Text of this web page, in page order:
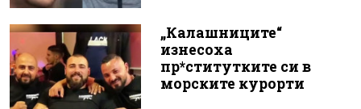
„Калашниците“
изнесоха
пр*ститутките си в
морските курорти